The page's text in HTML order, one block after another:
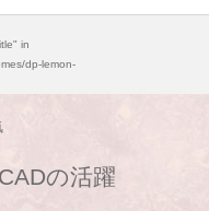
in
dp-lemon-
の活躍